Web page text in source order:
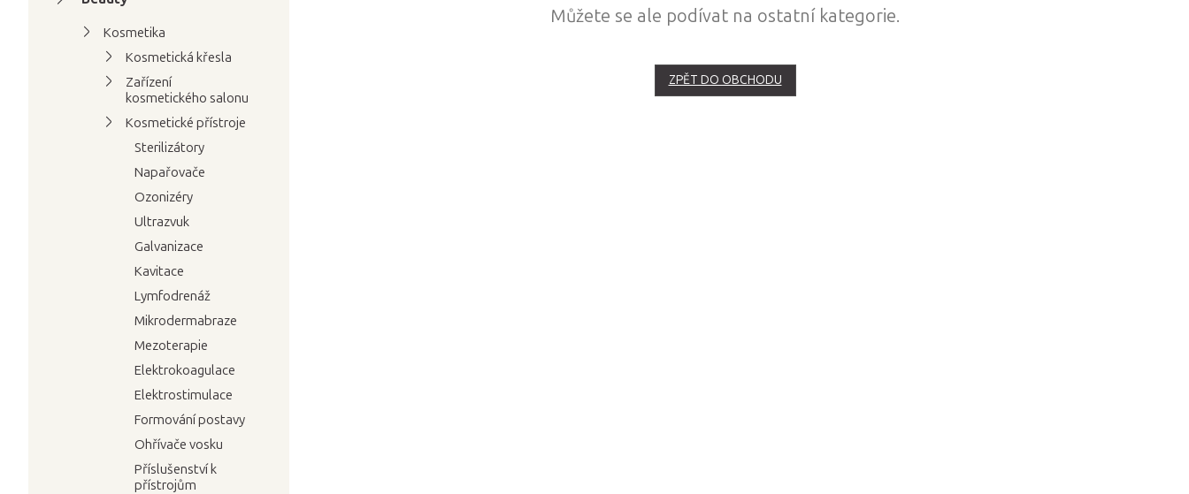
Kosmetika
Kosmetická křesla
Zařízení
kosmetického salonu
Kosmetické přístroje
Sterilizátory
Napařovače
Ozonizéry
Ultrazvuk
Galvanizace
Kavitace
Lymfodrenáž
Mikrodermabraze
Mezoterapie
Elektrokoagulace
Elektrostimulace
Formování postavy
Ohřívače vosku
Příslušenství k
přístrojům
Můžete se ale podívat na ostatní kategorie.
ZPĚT DO OBCHODU